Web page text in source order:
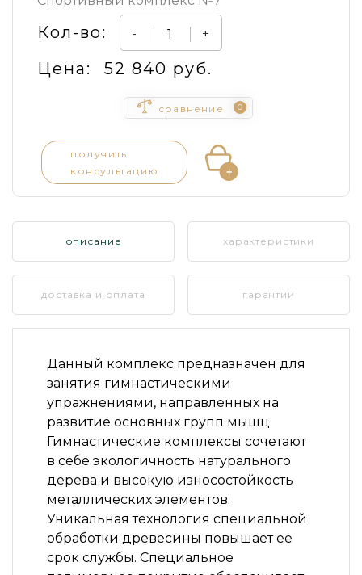
Кол-во: - +
Цена: 52 840 руб.
сравнение 0
получить
консультацию
описание характеристики
доставка и оплата гарантии
Данный комплекс предназначен для
занятия гимнастическими
упражнениями, направленных на
развитие основных групп мышц.
Гимнастические комплексы сочетают
в себе экологичность натурального
дерева и высокую износостойкость
металлических элементов.
Уникальная технология специальной
обработки древесины повышает ее
срок службы. Специальное